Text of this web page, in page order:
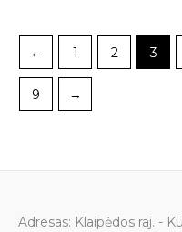
the
product
page
← 1 2 3
9 →
Adresas: Klaipėdos raj. -